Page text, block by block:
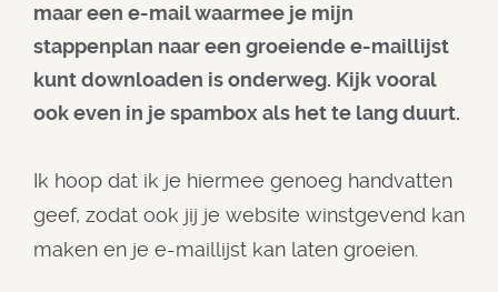
maar een e-mail waarmee je mijn
stappenplan naar een groeiende e-maillijst
kunt downloaden is onderweg. Kijk vooral
ook even in je spambox als het te lang duurt.
Ik hoop dat ik je hiermee genoeg handvatten
geef, zodat ook jij je website winstgevend kan
maken en je e-maillijst kan laten groeien.